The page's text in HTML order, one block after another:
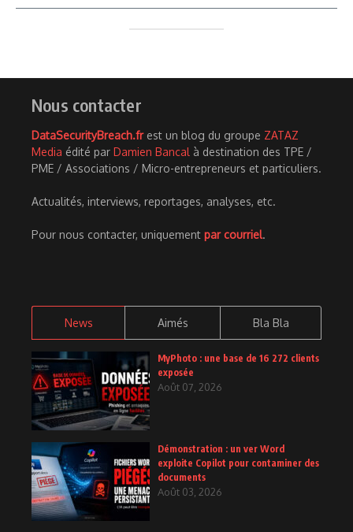
Nous contacter
DataSecurityBreach.frest un blog du groupe ZATAZ
Media édité par Damien Bancal à destination des TPE /
PME / Associations / Micro-entrepreneurs et particuliers.
Actualités, interviews, reportages, analyses, etc.
Pour nous contacter, uniquement par courriel.
News Aimés Bla Bla
MyPhoto : une base de 16 272 clients
exposée
Août 07, 2026
Démonstration : un ver Word
exploite Copilot pour contaminer des
documents
Août 03, 2026